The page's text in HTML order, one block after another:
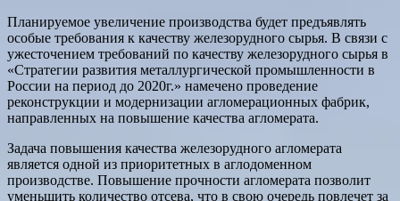
Планируемое увеличение производства будет предъявлять
особые требования к качеству железорудного сырья. В связи с
ужесточением требований по качеству железорудного сырья в
«Стратегии развития металлургической промышленности в
России на период до 2020г.» намечено проведение
реконструкции и модернизации агломерационных фабрик,
направленных на повышение качества агломерата.
Задача повышения качества железорудного агломерата
является одной из приоритетных в аглодоменном
производстве. Повышение прочности агломерата позволит
уменьшить количество отсева, что в свою очередь повлечет за